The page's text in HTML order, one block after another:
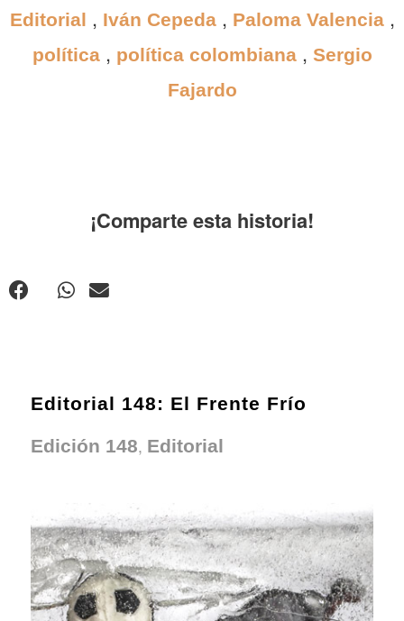
Editorial , Iván Cepeda, Paloma Valencia,
política, política colombiana, Sergio
Fajardo
¡Comparte esta historia!
Editorial 148: El Frente Frío
Edición 148, Editorial